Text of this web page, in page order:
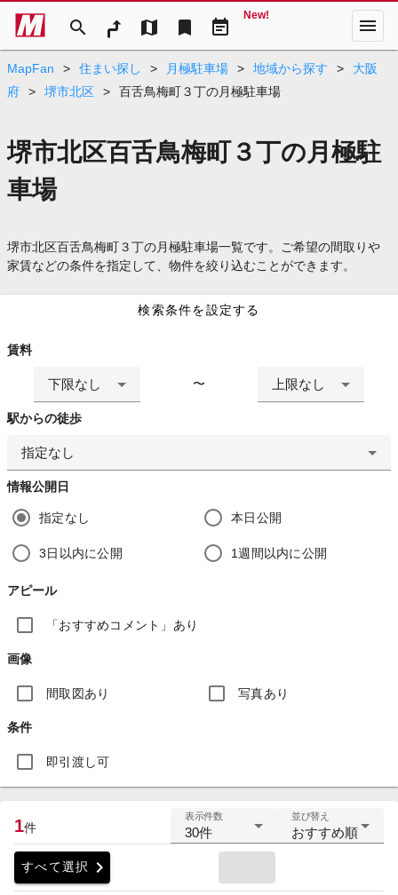
search map bookmark event_note
New! menu
MapFan > 住まい探し > 月極駐車場 > 地域から探す >
大阪
府
> 堺市北区 > 百舌鳥梅町３丁の月極駐車場
堺市北区百舌鳥梅町３丁の月極駐
車場
堺市北区百舌鳥梅町３丁の月極駐車場一覧です。ご希望の間取りや
家賃などの条件を指定して、物件を絞り込むことができます。
検索条件を設定する
賃料
下限なし 〜 上限なし
駅からの徒歩
指定なし
情報公開日
指定なし 本日公開
3日以内に公開 1週間以内に公開
アピール
「おすすめコメント」あり
画像
間取図あり 写真あり
条件
即引渡し可
1件
表示件数
30件
並び替え
おすすめ順
すべて選択 chevron_right